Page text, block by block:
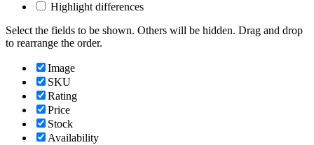
Highlight differences
Select the fields to be shown. Others will be hidden. Drag and drop
to rearrange the order.
Image
SKU
Rating
Price
Stock
Availability